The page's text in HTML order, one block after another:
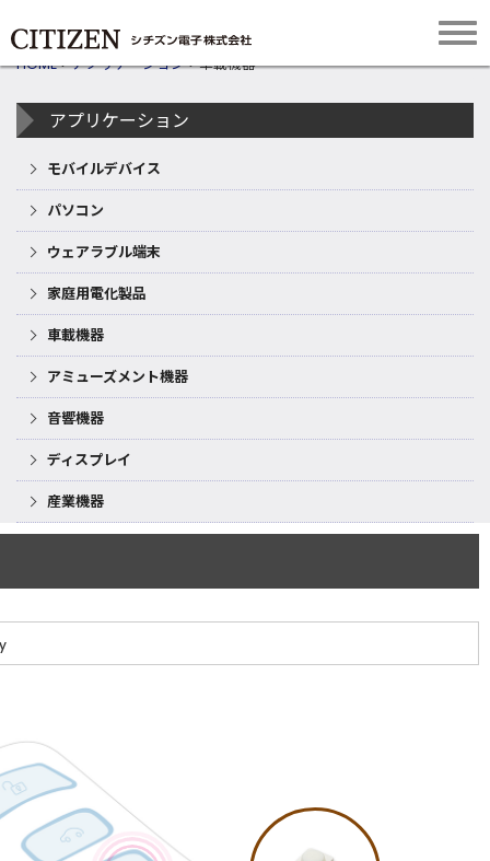
HOME>アプリケーション>車載機器
アプリケーション
モバイルデバイス
パソコン
ウェアラブル端末
家庭用電化製品
車載機器
アミューズメント機器
音響機器
ディスプレイ
産業機器